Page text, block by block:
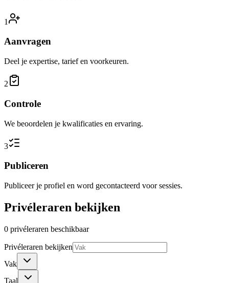
1
Aanvragen
Deel je expertise, tarief en voorkeuren.
2
Controle
We beoordelen je kwalificaties en ervaring.
3
Publiceren
Publiceer je profiel en word gecontacteerd voor sessies.
Privéleraren bekijken
0 privéleraren beschikbaar
Privéleraren bekijken
Vak
Taal